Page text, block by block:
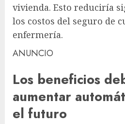
vivienda. Esto reduciría
los costos del seguro de
enfermería.
ANUNCIO
Los beneficios
aumentar
el futuro